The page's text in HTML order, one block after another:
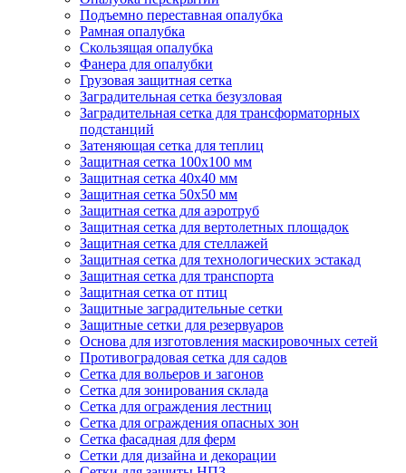
Подъемно переставная опалубка
Рамная опалубка
Скользящая опалубка
Фанера для опалубки
Грузовая защитная сетка
Заградительная сетка безузловая
Заградительная сетка для трансформаторных
подстанций
Затеняющая сетка для теплиц
Защитная сетка 100х100 мм
Защитная сетка 40х40 мм
Защитная сетка 50х50 мм
Защитная сетка для аэротруб
Защитная сетка для вертолетных площадок
Защитная сетка для стеллажей
Защитная сетка для технологических эстакад
Защитная сетка для транспорта
Защитная сетка от птиц
Защитные заградительные сетки
Защитные сетки для резервуаров
Основа для изготовления маскировочных сетей
Противоградовая сетка для садов
Сетка для вольеров и загонов
Сетка для зонирования склада
Сетка для ограждения лестниц
Сетка для ограждения опасных зон
Сетка фасадная для ферм
Сетки для дизайна и декорации